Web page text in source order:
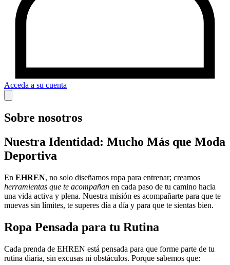
Acceda a su cuenta
Sobre nosotros
Nuestra Identidad: Mucho Más que Moda
Deportiva
En EHREN, no solo diseñamos ropa para entrenar; creamos
herramientas que te acompañan en cada paso de tu camino hacia
una vida activa y plena. Nuestra misión es acompañarte para que te
muevas sin límites, te superes día a día y para que te sientas bien.
Ropa Pensada para tu Rutina
Cada prenda de EHREN está pensada para que forme parte de tu
rutina diaria, sin excusas ni obstáculos. Porque sabemos que: